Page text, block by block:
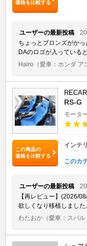
価格を比較する
ユーザーの最新投稿
ちょっとブロンズがか
DAのロゴが入っている
Hairo （愛車：ホンダ ア
この商品の
価格を比較する
RS-G
モータ
インテ
このカ
ユーザーの最新投稿
【再レビュー】(2026/
欲しくなり移植しました
わたおか （愛車：スバル